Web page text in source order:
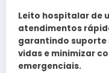
Leito hospitalar de
atendimentos
garantindo suporte
vidas e minimizar
emergenciais.